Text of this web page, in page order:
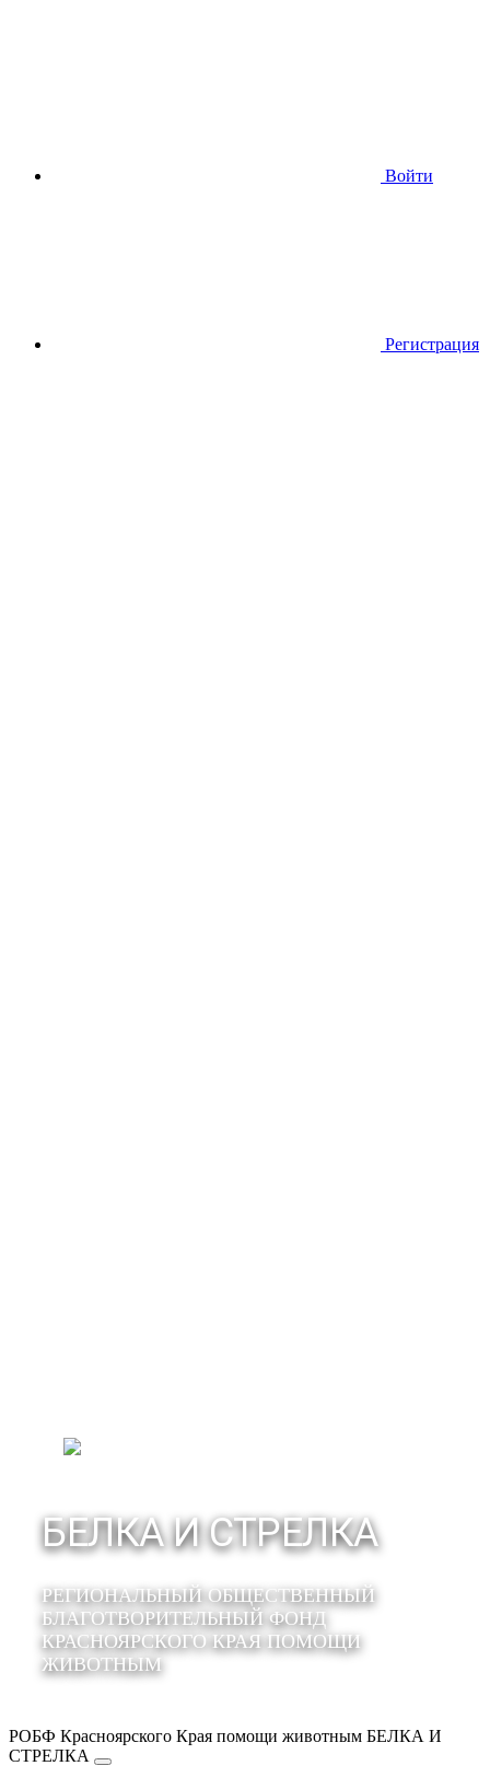
Войти
Регистрация
БЕЛКА И СТРЕЛКА
РЕГИОНАЛЬНЫЙ ОБЩЕСТВЕННЫЙ
БЛАГОТВОРИТЕЛЬНЫЙ ФОНД
КРАСНОЯРСКОГО КРАЯ ПОМОЩИ
ЖИВОТНЫМ
РОБФ Красноярского Края помощи животным БЕЛКА И
СТРЕЛКА